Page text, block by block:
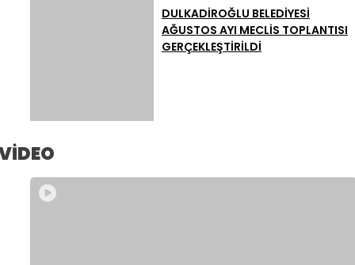
DULKADİROĞLU BELEDİYESİ
AĞUSTOS AYI MECLİS TOPLANTISI
GERÇEKLEŞTİRİLDİ